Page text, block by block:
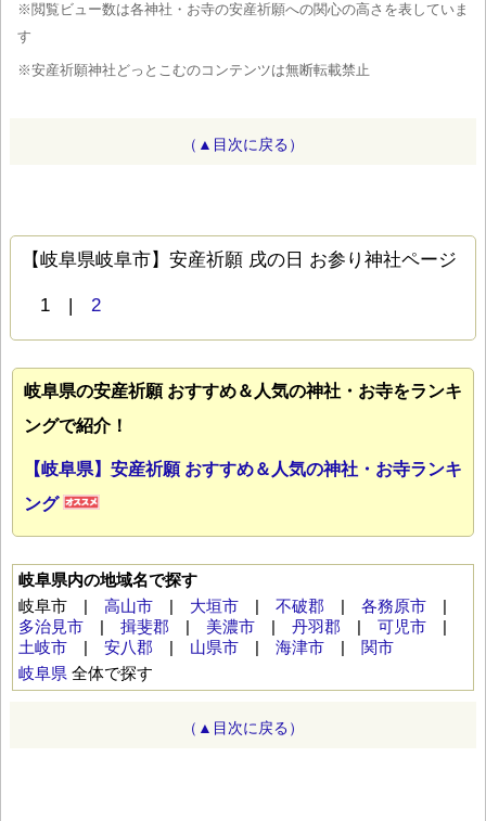
※閲覧ビュー数は各神社・お寺の安産祈願への関心の高さを表していま
す
※安産祈願神社どっとこむのコンテンツは無断転載禁止
（▲目次に戻る）
【岐阜県岐阜市】安産祈願 戌の日 お参り神社ページ
1 | 2
岐阜県の安産祈願 おすすめ＆人気の神社・お寺をランキ
ングで紹介！
【岐阜県】安産祈願 おすすめ＆人気の神社・お寺ランキ
ング
岐阜県内の地域名で探す
岐阜市 | 高山市 | 大垣市 | 不破郡 | 各務原市 |
多治見市 | 揖斐郡 | 美濃市 | 丹羽郡 | 可児市 |
土岐市 | 安八郡 | 山県市 | 海津市 | 関市
岐阜県 全体で探す
（▲目次に戻る）